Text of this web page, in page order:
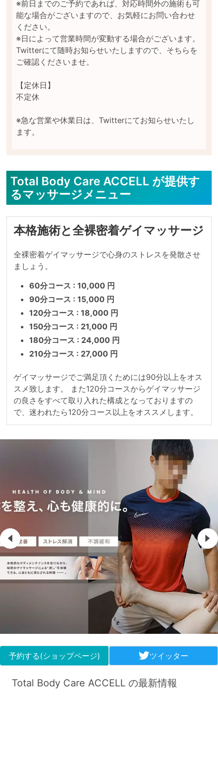
※前日までのご予約であれば、対応時間外の施術も可
能な場合がございますので、お気軽にお問い合わせ
ください。
※日によって営業時間が変動する場合がございます。
Twitterにて随時お知らせいたしますので、そちらを
ご確認くださいませ。
【定休日】
不定休
※急な営業や休業日は、Twitterにてお知らせいたし
Total Body Care ACCELL が提供す
るマッサージメニュー
本格施術と全裸密着ゲイマッサージ
全裸密着ゲイマッサージで心身のストレスを発散させ
ましょう。
60分コース : 10,000 円
90分コース : 15,000 円
120分コース : 18,000 円
150分コース : 21,000 円
180分コース : 24,000 円
210分コース : 27,000 円
ゲイマッサージでご満足頂くためには90分以上をオス
スメ致します。 また120分コースからゲイマッサージ
の良さをすべて取り入れた構成となっておりますの
で、迷われたら120分コース以上をオススメします。
予約する(ショップページ) ツイッター
Total Body Care ACCELL の最新情報